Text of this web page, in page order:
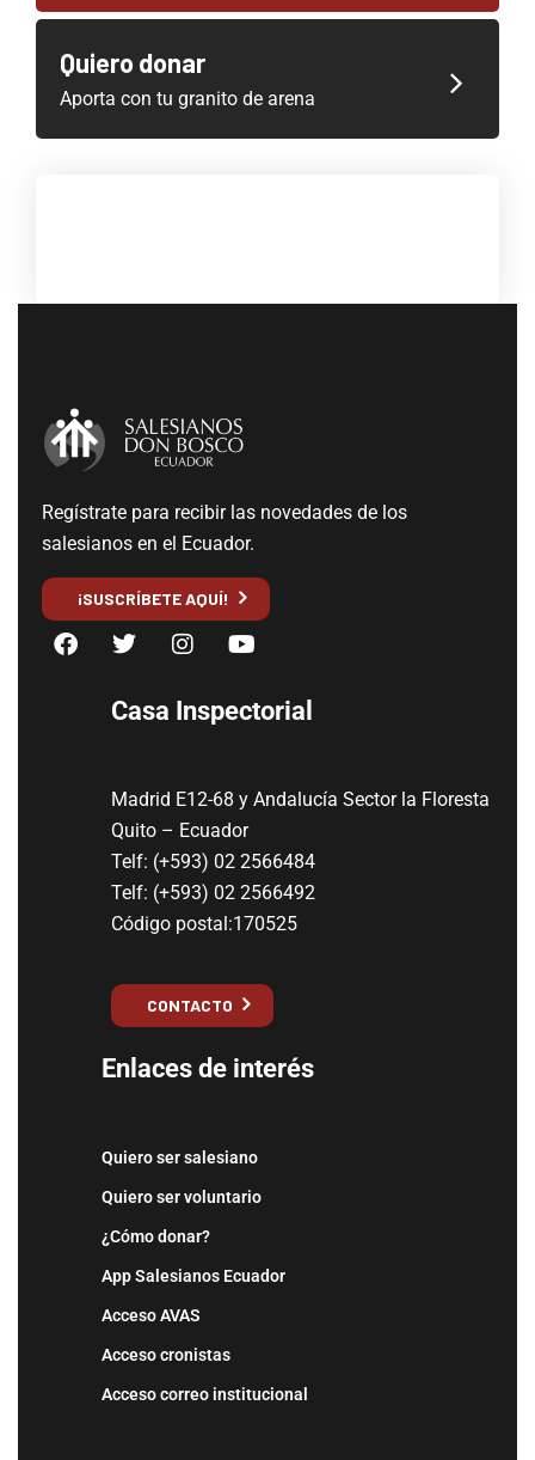
Quiero donar
Aporta con tu granito de arena
Regístrate para recibir las novedades de los
salesianos en el Ecuador.
¡SUSCRÍBETE AQUÍ!
Casa Inspectorial
Madrid E12-68 y Andalucía Sector la Floresta
Quito – Ecuador
Telf: (+593) 02 2566484
Telf: (+593) 02 2566492
Código postal:170525
CONTACTO
Enlaces de interés
Quiero ser salesiano
Quiero ser voluntario
¿Cómo donar?
App Salesianos Ecuador
Acceso AVAS
Acceso cronistas
Acceso correo institucional